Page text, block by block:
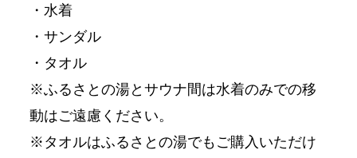
・水着
・サンダル
・タオル
※ふるさとの湯とサウナ間は水着のみでの移
動はご遠慮ください。
※タオルはふるさとの湯でもご購入いただけ